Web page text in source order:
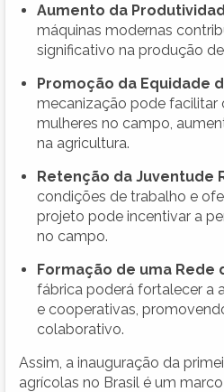
Aumento da
máquinas modernas
significativo na produção
Promoção da Equidade
mecanização pode facilitar
mulheres no campo,
na agricultura.
Retenção da Juventude
condições de trabalho e
projeto pode incentivar a
no campo.
Formação de uma Rede
fábrica poderá fortalecer a
e cooperativas,
colaborativo.
Assim, a inauguração da
agrícolas no Brasil é um